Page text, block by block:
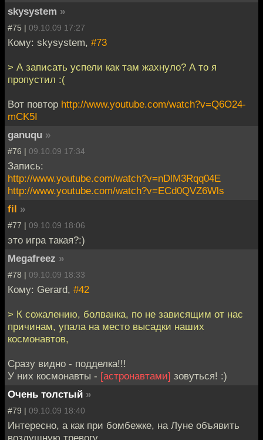
skysystem »
#75 | 09.10.09 17:27
Кому: skysystem, #73
> А записать успели как там жахнуло? А то я
пропустил :(
Вот повтор http://www.youtube.com/watch?v=Q6O24-
mCK5I
ganuqu »
#76 | 09.10.09 17:34
Запись:
http://www.youtube.com/watch?v=nDlM3Rqq04E
http://www.youtube.com/watch?v=ECd0QVZ6Wls
fil »
#77 | 09.10.09 18:06
это игра такая?:)
Megafreez »
#78 | 09.10.09 18:33
Кому: Gerard, #42
> К сожалению, болванка, по не зависящим от нас
причинам, упала на место высадки наших
космонавтов,
Сразу видно - подделка!!!
У них космонавты - [астронавтами] зовуться! :)
Очень толстый »
#79 | 09.10.09 18:40
Интересно, а как при бомбежке, на Луне объявить